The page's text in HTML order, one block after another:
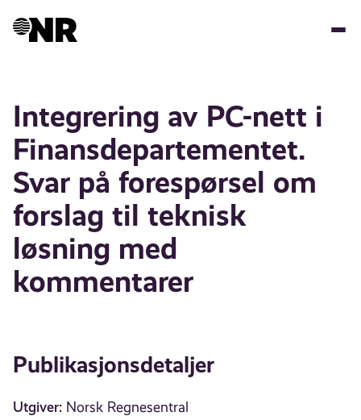
Integrering av PC-nett i
Finansdepartementet.
Svar på forespørsel om
forslag til teknisk
løsning med
kommentarer
Publikasjonsdetaljer
Utgiver: Norsk Regnesentral